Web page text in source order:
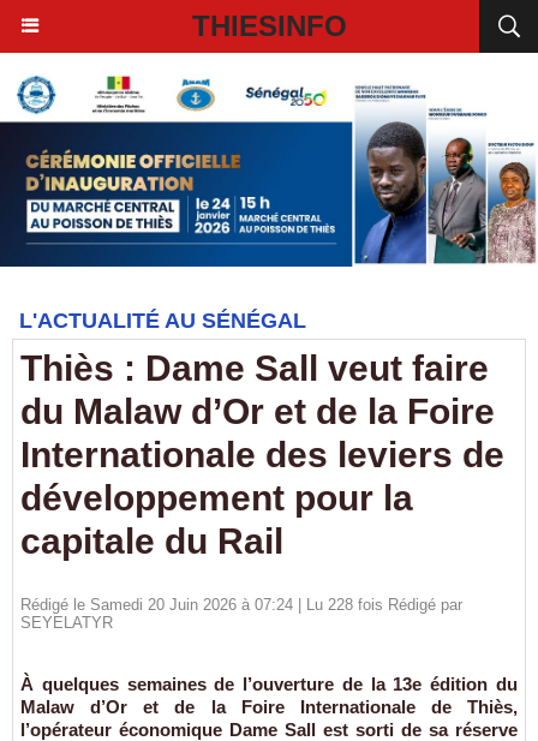
THIESINFO
L'ACTUALITÉ AU SÉNÉGAL
Thiès : Dame Sall veut faire
du Malaw d’Or et de la Foire
Internationale des leviers de
développement pour la
capitale du Rail
Rédigé le Samedi 20 Juin 2026 à 07:24 | Lu 228 fois Rédigé par
SEYELATYR
À quelques semaines de l’ouverture de la 13e édition du
Malaw d’Or et de la Foire Internationale de Thiès,
l’opérateur économique Dame Sall est sorti de sa réserve